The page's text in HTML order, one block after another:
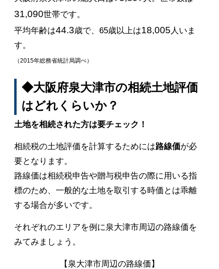
31,090世帯です。
平均年齢は44.3歳で、65歳以上は18,005 人いま
す。
（2015年総務省統計局調べ）
◆大阪府泉大津市の相続土地評価
はどれくらいか？
土地を相続された方は要チェック！
相続税の土地評価を計算するためには路線価が必
要となります。
路線価は相続税申告や贈与税申告の際に用いる指
標のため、一般的な土地を取引する時価とは乖離
する場合が多いです。
それぞれのエリアを例に泉大津市周辺の路線価を
みてみましょう。
【泉大津市周辺の路線価】